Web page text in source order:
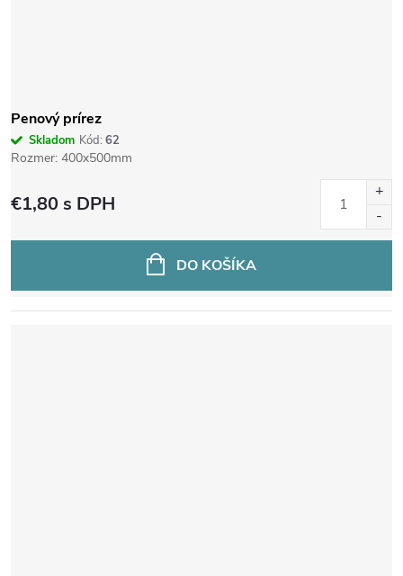
Penový prírez
Skladom Kód: 62
Rozmer: 400x500mm
€1,80s DPH
DO KOŠÍKA